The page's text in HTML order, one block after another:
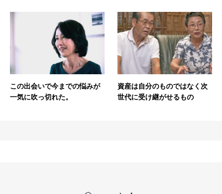
この出会いで今までの悩みが
一気に吹っ切れた。
資産は自分のものではなく次
世代に受け継がせるもの